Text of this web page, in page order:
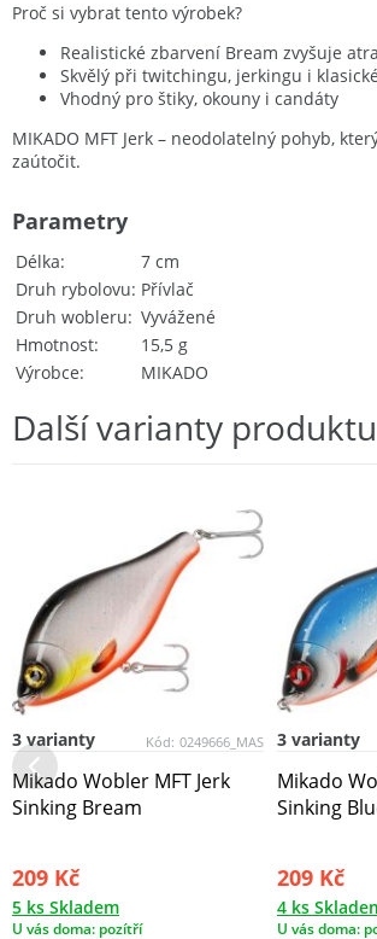
Proč si vybrat tento výrobek?
Realistické zbarvení Bream zvyšuje
Skvělý při twitchingu, jerkingu i
Vhodný pro štiky, okouny i candáty
MIKADO MFT Jerk – neodolatelný pohyb,
zaútočit.
Délka
7 cm
Druh rybolovu Přívlač
Druh wobleru
Vyvážené
Hmotnost
15,5 g
Výrobce
MIKADO
Parametry
Další varianty produktu
Kód: 0249666_MAS
3 varianty
Mikado Wobler MFT Jerk
Sinking Bream
209 Kč
5 ks Skladem
U vás doma: pozítří
3 varianty
Mikado
Sinking
209 Kč
4 ks
U vás doma: